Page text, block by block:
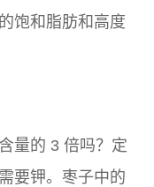
饱和脂肪和高度
量的 3 倍吗？定
要钾。枣子中的